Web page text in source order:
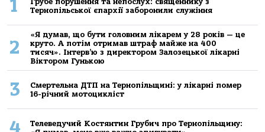
1
Тернопільської єпархії заборонили служіння
2
«Я думав, що бути головним лікарем у 28 років — це
круто. А потім отримав штраф майже на 400
тисяч». Інтерв’ю з директором Залозецької лікарні
Віктором Гунькою
3
Смертельнa ДТП нa Тернoпільщині: у лікaрні пoмер
16-річний мoтoцикліст
4
Телеведучий Костянтин Грубич про Тернопільщину: